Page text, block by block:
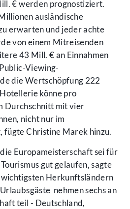
€ werden prognostiziert.
ausländische
erwarten und jeder achte
von einem Mitreisenden
43 Mill. € an Einnahmen
Viewing-
die Wertschöpfung 222
könne pro
Durchschnitt mit vier
nicht nur im
fügte Christine Marek hinzu.
Europameisterschaft sei für
gut gelaufen, sagte
Herkunftsländern
nehmen sechs an
teil - Deutschland,